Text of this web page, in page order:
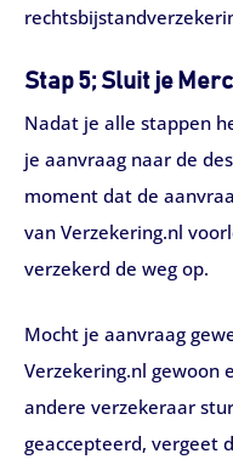
Stap 5; Sluit je
Nadat je alle stappen
je aanvraag naar de
moment dat de
van Verzekering.nl
verzekerd de weg op.
Mocht je aanvraag
Verzekering.nl gewoon
andere verzekeraar
geaccepteerd, vergeet